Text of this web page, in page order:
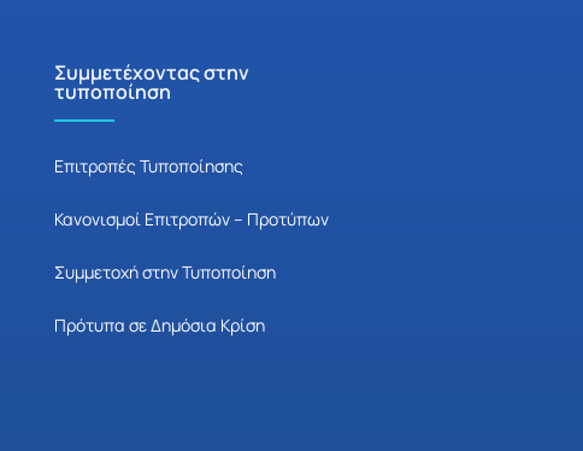
Συμμετέχοντας στην
τυποποίηση
Επιτροπές Τυποποίησης
Κανονισμοί Επιτροπών – Προτύπων
Συμμετοχή στην Τυποποίηση
Πρότυπα σε Δημόσια Κρίση